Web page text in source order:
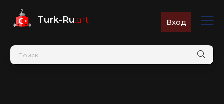
Turk-Ru.art Вход